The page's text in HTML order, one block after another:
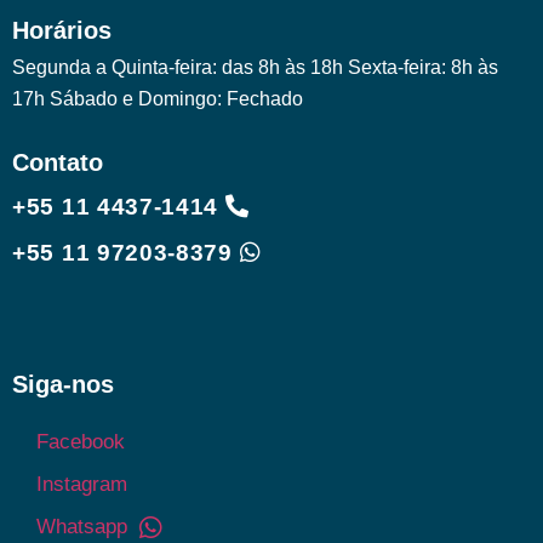
Horários
Segunda a Quinta-feira: das 8h às 18h Sexta-feira: 8h às
17h Sábado e Domingo: Fechado
Contato
+55 11 4437-1414
+55 11 97203-8379
Siga-nos
Facebook
Instagram
Whatsapp